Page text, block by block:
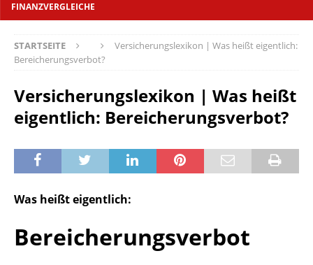
FINANZVERGLEICHE
STARTSEITE
Versicherungslexikon | Was heißt eigentlich:
Bereicherungsverbot?
Versicherungslexikon | Was heißt
eigentlich: Bereicherungsverbot?
Was heißt eigentlich:
Bereicherungsverbot